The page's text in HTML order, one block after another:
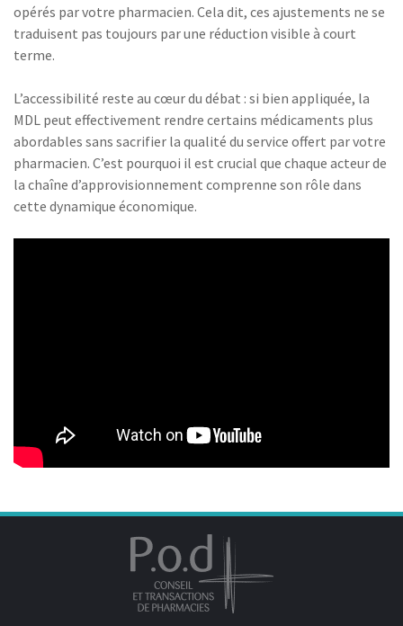
opérés par votre pharmacien. Cela dit, ces ajustements ne se
traduisent pas toujours par une réduction visible à court
terme.
L’accessibilité reste au cœur du débat : si bien appliquée, la
MDL peut effectivement rendre certains médicaments plus
abordables sans sacrifier la qualité du service offert par votre
pharmacien. C’est pourquoi il est crucial que chaque acteur de
la chaîne d’approvisionnement comprenne son rôle dans
cette dynamique économique.